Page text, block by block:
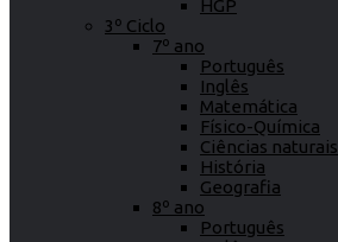
HGP
3º Ciclo
7º ano
Português
Inglês
Matemática
Físico-Química
Ciências naturais
História
Geografia
8º ano
Português